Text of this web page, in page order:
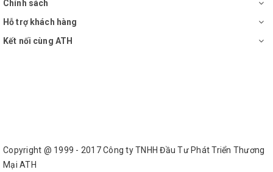
Chính sách
Hỗ trợ khách hàng
Kết nối cùng ATH
Copyright @ 1999 - 2017 Công ty TNHH Đầu Tư Phát Triển Thương
Mại ATH